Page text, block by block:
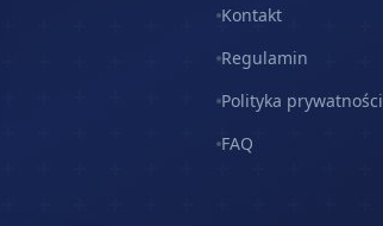
Kontakt
Regulamin
Polityka prywatności
FAQ